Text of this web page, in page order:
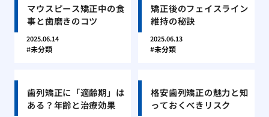
マウスピース矯正中の食
事と歯磨きのコツ
2025.06.14
未分類
矯正後のフェイスライン
維持の秘訣
2025.06.13
未分類
歯列矯正に「適齢期」は
ある？年齢と治療効果
格安歯列矯正の魅力と知
っておくべきリスク